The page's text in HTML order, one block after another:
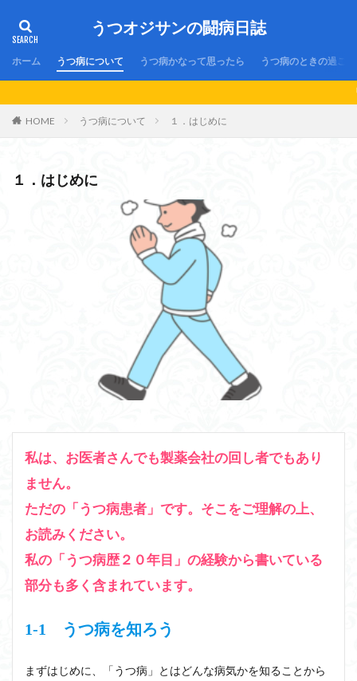
うつオジサンの闘病日誌
ホーム うつ病について うつ病かなって思ったら うつ病のときの過ご
「うつ病歴21
HOME うつ病について １．はじめに
１．はじめに
私は、お医者さんでも製薬会社の回し者でもあり
ません。
ただの「うつ病患者」です。そこをご理解の上、
お読みください。
私の「うつ病歴２０年目」の経験から書いている
部分も多く含まれています。
1-1 うつ病を知ろう
まずはじめに、「うつ病」とはどんな病気かを知ることから